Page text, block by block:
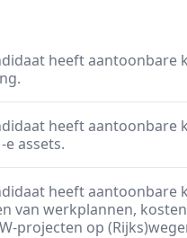
heeft aantoonbare
heeft aantoonbare
assets.
heeft aantoonbare
van werkplannen,
projecten op